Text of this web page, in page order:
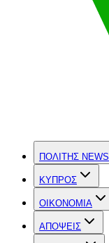
ΠΟΛΙΤΗΣ NEWS
ΚΥΠΡΟΣ
OIKONOMIA
ΑΠΟΨΕΙΣ